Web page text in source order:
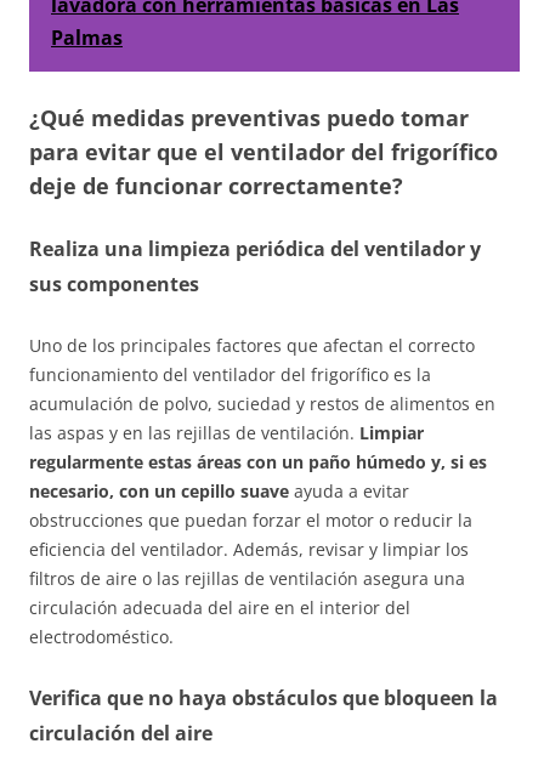
Palmas
¿Qué medidas preventivas puedo tomar
para evitar que el ventilador del frigorífico
deje de funcionar correctamente?
Realiza una limpieza periódica del ventilador y
sus componentes
Uno de los principales factores que afectan el correcto
funcionamiento del ventilador del frigorífico es la
acumulación de polvo, suciedad y restos de alimentos en
las aspas y en las rejillas de ventilación. Limpiar
regularmente estas áreas con un paño húmedo y, si es
necesario, con un cepillo suave ayuda a evitar
obstrucciones que puedan forzar el motor o reducir la
eficiencia del ventilador. Además, revisar y limpiar los
filtros de aire o las rejillas de ventilación asegura una
circulación adecuada del aire en el interior del
electrodoméstico.
Verifica que no haya obstáculos que bloqueen la
circulación del aire